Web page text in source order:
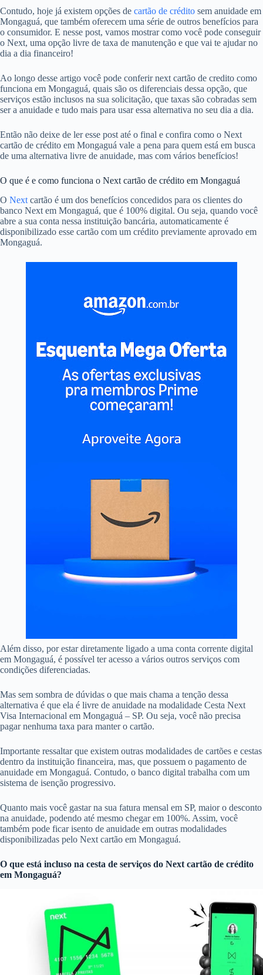
Contudo, hoje já existem opções de cartão de crédito sem anuidade em
Mongaguá, que também oferecem uma série de outros benefícios para
o consumidor. E nesse post, vamos mostrar como você pode conseguir
o Next, uma opção livre de taxa de manutenção e que vai te ajudar no
dia a dia financeiro!
Ao longo desse artigo você pode conferir next cartão de credito como
funciona em Mongaguá, quais são os diferenciais dessa opção, que
serviços estão inclusos na sua solicitação, que taxas são cobradas sem
ser a anuidade e tudo mais para usar essa alternativa no seu dia a dia.
Então não deixe de ler esse post até o final e confira como o Next
cartão de crédito em Mongaguá vale a pena para quem está em busca
de uma alternativa livre de anuidade, mas com vários benefícios!
O que é e como funciona o Next cartão de crédito em Mongaguá
O Next cartão é um dos benefícios concedidos para os clientes do
banco Next em Mongaguá, que é 100% digital. Ou seja, quando você
abre a sua conta nessa instituição bancária, automaticamente é
disponibilizado esse cartão com um crédito previamente aprovado em
Mongaguá.
Além disso, por estar diretamente ligado a uma conta corrente digital
em Mongaguá, é possível ter acesso a vários outros serviços com
condições diferenciadas.
Mas sem sombra de dúvidas o que mais chama a tenção dessa
alternativa é que ela é livre de anuidade na modalidade Cesta Next
Visa Internacional em Mongaguá – SP. Ou seja, você não precisa
pagar nenhuma taxa para manter o cartão.
Importante ressaltar que existem outras modalidades de cartões e cestas
dentro da instituição financeira, mas, que possuem o pagamento de
anuidade em Mongaguá. Contudo, o banco digital trabalha com um
sistema de isenção progressivo.
Quanto mais você gastar na sua fatura mensal em SP, maior o desconto
na anuidade, podendo até mesmo chegar em 100%. Assim, você
também pode ficar isento de anuidade em outras modalidades
disponibilizadas pelo Next cartão em Mongaguá.
O que está incluso na cesta de serviços do Next cartão de crédito
em Mongaguá?